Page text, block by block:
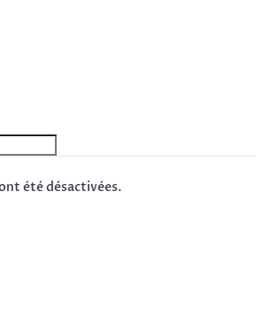
été désactivées.